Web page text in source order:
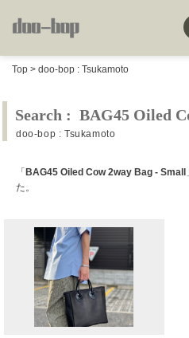
Top > doo-bop : Tsukamoto
Search : BAG45 Oiled
doo-bop : Tsukamoto
「 BAG45 Oiled Cow 2way Bag - Small
た。